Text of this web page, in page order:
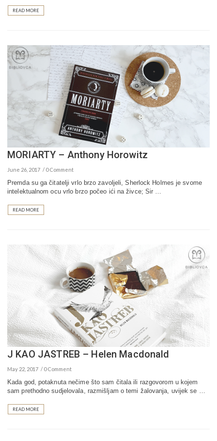
READ MORE
MORIARTY – Anthony Horowitz
June 26, 2017 0 Comment
Premda su ga čitatelji vrlo brzo zavoljeli, Sherlock Holmes je svome
intelektualnom ocu vrlo brzo počeo ići na živce; Sir …
READ MORE
J KAO JASTREB – Helen Macdonald
May 22, 2017 0 Comment
Kada god, potaknuta nečime što sam čitala ili razgovorom u kojem
sam prethodno sudjelovala, razmišljam o temi žalovanja, uvijek se …
READ MORE